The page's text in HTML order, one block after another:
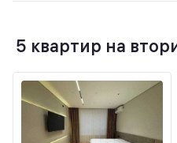
5 квартир на